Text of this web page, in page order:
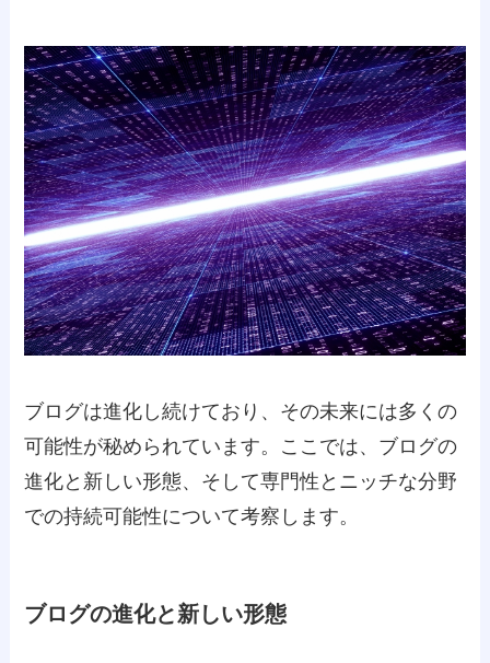
ブログは進化し続けており、その未来には多くの
可能性が秘められています。ここでは、ブログの
進化と新しい形態、そして専門性とニッチな分野
での持続可能性について考察します。
ブログの進化と新しい形態